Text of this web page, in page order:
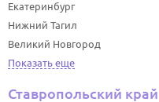
Екатеринбург
Нижний Тагил
Великий Новгород
Показать еще
Ставропольский край